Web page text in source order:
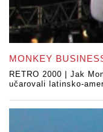
MONKEY
RETRO 2000 | Jak
učarovali latinsko-